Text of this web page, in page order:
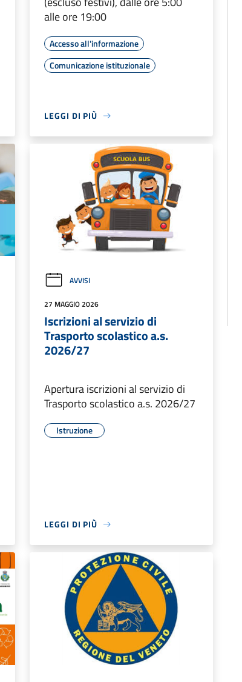
alle ore 19:00
Accesso all'informazione
Comunicazione istituzionale
LEGGI DI PIÙ
AVVISI
27 MAGGIO 2026
Iscrizioni al servizio di
Trasporto scolastico a.s.
2026/27
Apertura iscrizioni al servizio di
Trasporto scolastico a.s. 2026/27
Istruzione
LEGGI DI PIÙ